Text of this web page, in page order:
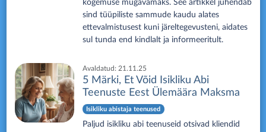
kogemuse mugavamaks. See artikkel juhendab
sind tüüpiliste sammude kaudu alates
ettevalmistusest kuni järeltegevusteni, aidates
sul tunda end kindlalt ja informeeritult.
Avaldatud: 21.11.25
5 Märki, Et Võid Isikliku Abi
Teenuste Eest Ülemäära Maksma
Isikliku abistaja teenused
Paljud isikliku abi teenuseid otsivad kliendid